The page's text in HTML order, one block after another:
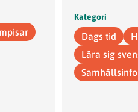
Kategori
Dags tid
Lära sig